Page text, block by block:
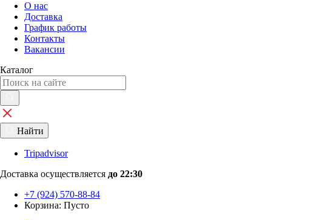
О нас
Доставка
График работы
Контакты
Вакансии
Каталог
Найти
Tripadvisor
Доставка осуществляется до 22:30
+7 (924) 570-88-84
Корзина: Пусто